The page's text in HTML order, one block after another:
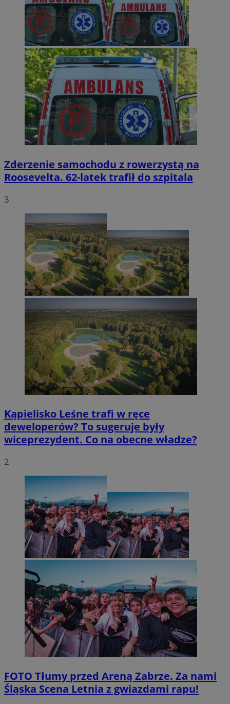
Zderzenie samochodu z rowerzystą na
Roosevelta. 62-latek trafił do szpitala
3
Kąpielisko Leśne trafi w ręce
deweloperów? To sugeruje były
wiceprezydent. Co na obecne władze?
2
FOTO Tłumy przed Areną Zabrze. Za nami
Śląska Scena Letnia z gwiazdami rapu!